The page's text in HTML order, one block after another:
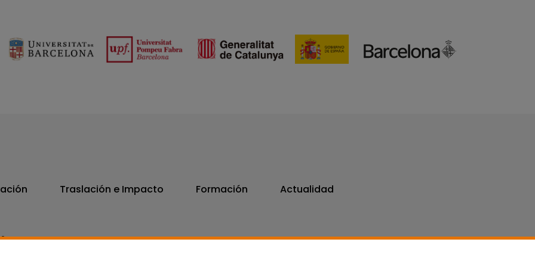
Traslación e Impacto Formación Actualidad